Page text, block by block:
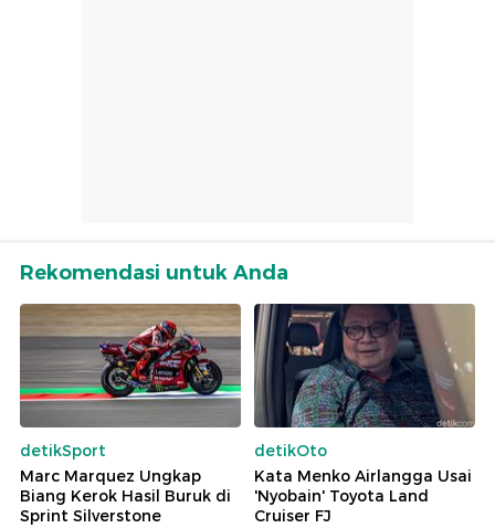
Rekomendasi untuk Anda
detikSport
Marc Marquez Ungkap
Biang Kerok Hasil Buruk di
Sprint Silverstone
detikOto
Kata Menko Airlangga Usai
'Nyobain' Toyota Land
Cruiser FJ